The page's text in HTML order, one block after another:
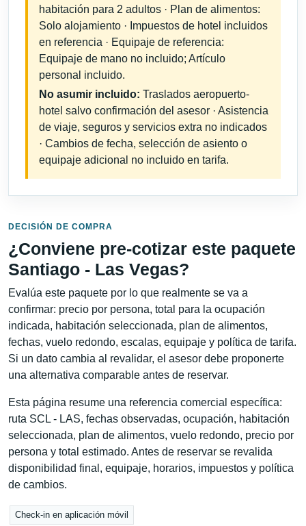
habitación para 2 adultos · Plan de alimentos:
Solo alojamiento · Impuestos de hotel incluidos
en referencia · Equipaje de referencia:
Equipaje de mano no incluido; Artículo
personal incluido.
No asumir incluido: Traslados aeropuerto-
hotel salvo confirmación del asesor · Asistencia
de viaje, seguros y servicios extra no indicados
· Cambios de fecha, selección de asiento o
equipaje adicional no incluido en tarifa.
DECISIÓN DE COMPRA
¿Conviene pre-cotizar este paquete
Santiago - Las Vegas?
Evalúa este paquete por lo que realmente se va a
confirmar: precio por persona, total para la ocupación
indicada, habitación seleccionada, plan de alimentos,
fechas, vuelo redondo, escalas, equipaje y política de tarifa.
Si un dato cambia al revalidar, el asesor debe proponerte
una alternativa comparable antes de reservar.
Esta página resume una referencia comercial específica:
ruta SCL - LAS, fechas observadas, ocupación, habitación
seleccionada, plan de alimentos, vuelo redondo, precio por
persona y total estimado. Antes de reservar se revalida
disponibilidad final, equipaje, horarios, impuestos y política
de cambios.
Check-in en aplicación móvil